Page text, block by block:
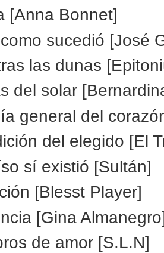
[Anna Bonnet]
sucedió [José
las dunas
del solar
general del
del elegido [El
sí existió [Sultán]
[Blesst Player]
[Gina
de amor [S.L.N]